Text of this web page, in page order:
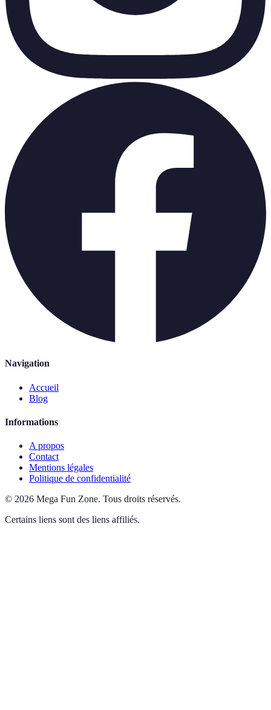
Navigation
Accueil
Blog
Informations
A propos
Contact
Mentions légales
Politique de confidentialité
© 2026 Mega Fun Zone. Tous droits réservés.
Certains liens sont des liens affiliés.